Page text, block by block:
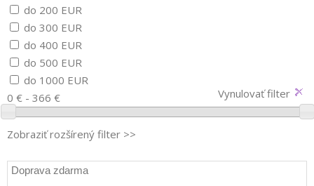
do 200 EUR
do 300 EUR
do 400 EUR
do 500 EUR
do 1000 EUR
0 € - 366 €
Vynulovať filter
Zobraziť rozšírený filter >>
Doprava zdarma